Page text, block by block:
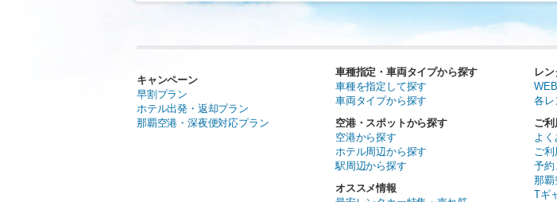
キャンペーン
早割プラン
ホテル出発・返却プラン
那覇空港・深夜便対応プラン
車種指定・車両タイプから探す
車種を指定して探す
車両タイプから探す
空港・スポットから探す
空港から探す
ホテル周辺から探す
駅周辺から探す
オススメ情報
レ
各レ
ご利
よく
ご利
予約
那覇
Tギ